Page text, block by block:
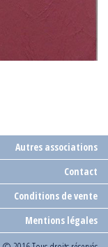
Autres associations
Contact
Conditions de vente
Mentions légales